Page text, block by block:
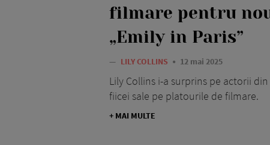
filmare pentru
„Emily in Paris”
— LILY COLLINS 12 mai 2025
Lily Collins i-a surprins pe actorii
fiicei sale pe platourile de filmare.
+ MAI MULTE